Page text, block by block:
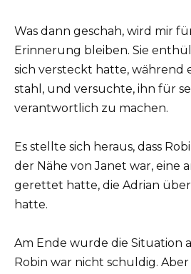
Was dann geschah, wird mir
Erinnerung bleiben. Sie
sich versteckt hatte, während
stahl, und versuchte, ihn für
verantwortlich zu machen.
Es stellte sich heraus, dass
der Nähe von Janet war, eine
gerettet hatte, die Adrian
hatte.
Am Ende wurde die Situation
Robin war nicht schuldig.